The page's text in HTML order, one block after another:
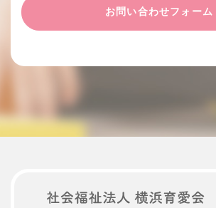
お問い合わせフォーム